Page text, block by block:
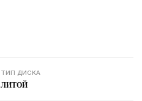
ТИП ДИСКА
ЛИТОЙ